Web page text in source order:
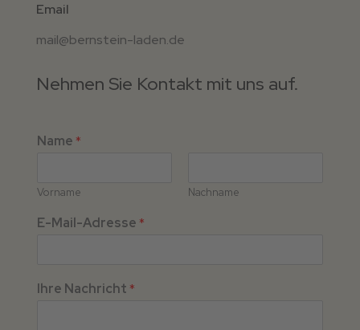
Email
mail@bernstein-laden.de
Nehmen Sie Kontakt mit uns auf.
Name *
Vorname Nachname
E-Mail-Adresse *
Ihre Nachricht *